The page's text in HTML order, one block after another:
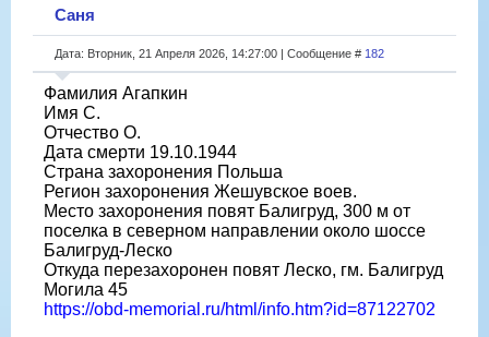
Саня
Дата: Вторник, 21 Апреля 2026, 14:27:00 | Сообщение # 182
Фамилия Агапкин
Имя С.
Отчество О.
Дата смерти 19.10.1944
Страна захоронения Польша
Регион захоронения Жешувское воев.
Место захоронения повят Балигруд, 300 м от
поселка в северном направлении около шоссе
Балигруд-Леско
Откуда перезахоронен повят Леско, гм. Балигруд
Могила 45
https://obd-memorial.ru/html/info.htm?id=87122702